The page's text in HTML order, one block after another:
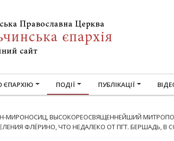
ЄПАРХІЮ ПОДІЇ ПУБЛІКАЦІЇ
МИРОНОСИЦ, ВЫСОКОРЕОСВЯЩЕННЕЙШИЙ
ФЛЁРИНО, ЧТО НЕДАЛЕКО ОТ ПГТ. БЕРШАДЬ,